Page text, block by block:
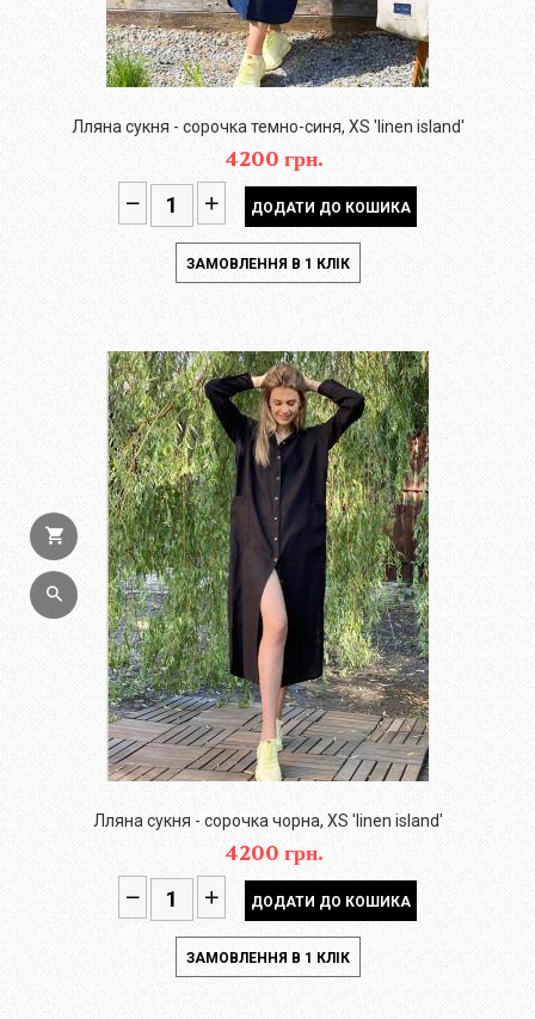
Лляна сукня - сорочка темно-синя, XS 'linen island'
4200 грн.
Лляна сукня - сорочка чорна, XS 'linen island'
4200 грн.